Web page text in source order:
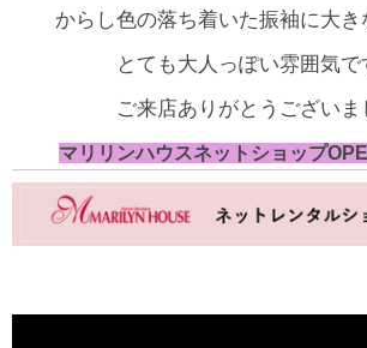
からし色の落ち着いた振袖に大
とても大人っぽい雰囲気で
ご来店ありがとうございま
マリリンハウスネットショップ